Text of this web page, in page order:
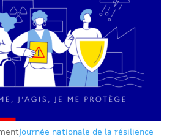
Journée nationale de la résilience